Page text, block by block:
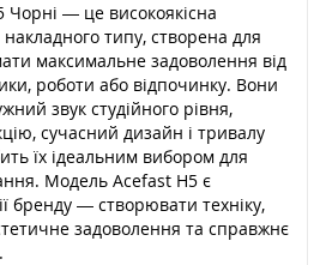
— це високоякісна
типу, створена для
максимальне задоволення від
роботи або відпочинку. Вони
звук студійного рівня,
сучасний дизайн і тривалу
їх ідеальним вибором для
Модель Acefast H5 є
бренду — створювати техніку,
задоволення та справжнє